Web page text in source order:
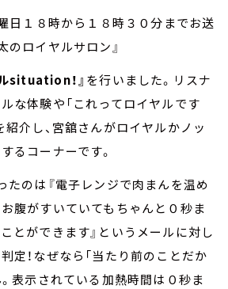
日１８時から１８時３０分までお送
のロイヤルサロン』
situation！』 を行いました。リスナ
な体験や「これってロイヤルです
紹介し、宮舘さんがロイヤルかノッ
るコーナーです。
たのは『電子レンジで肉まんを温め
腹がすいていてもちゃんと０秒ま
とができます』というメールに対し
定！なぜなら「当たり前のことだか
。表示されている加熱時間は０秒ま